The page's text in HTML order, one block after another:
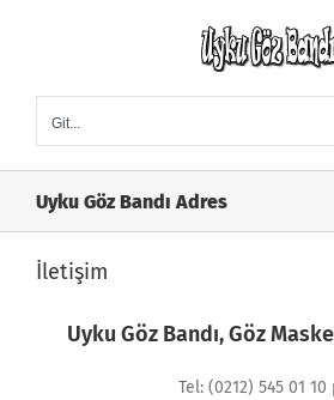
Git...
Uyku Göz Bandı Adres
İletişim
Uyku Göz Bandı, Göz
Tel: (0212) 545 01 10